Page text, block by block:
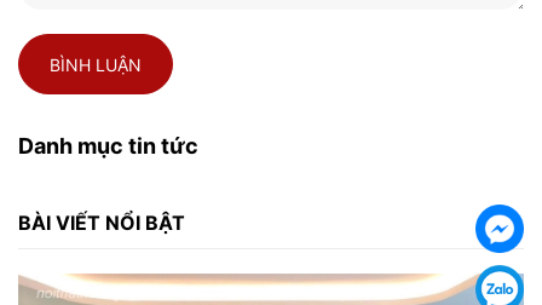
BÌNH LUẬN
Danh mục tin tức
BÀI VIẾT NỔI BẬT